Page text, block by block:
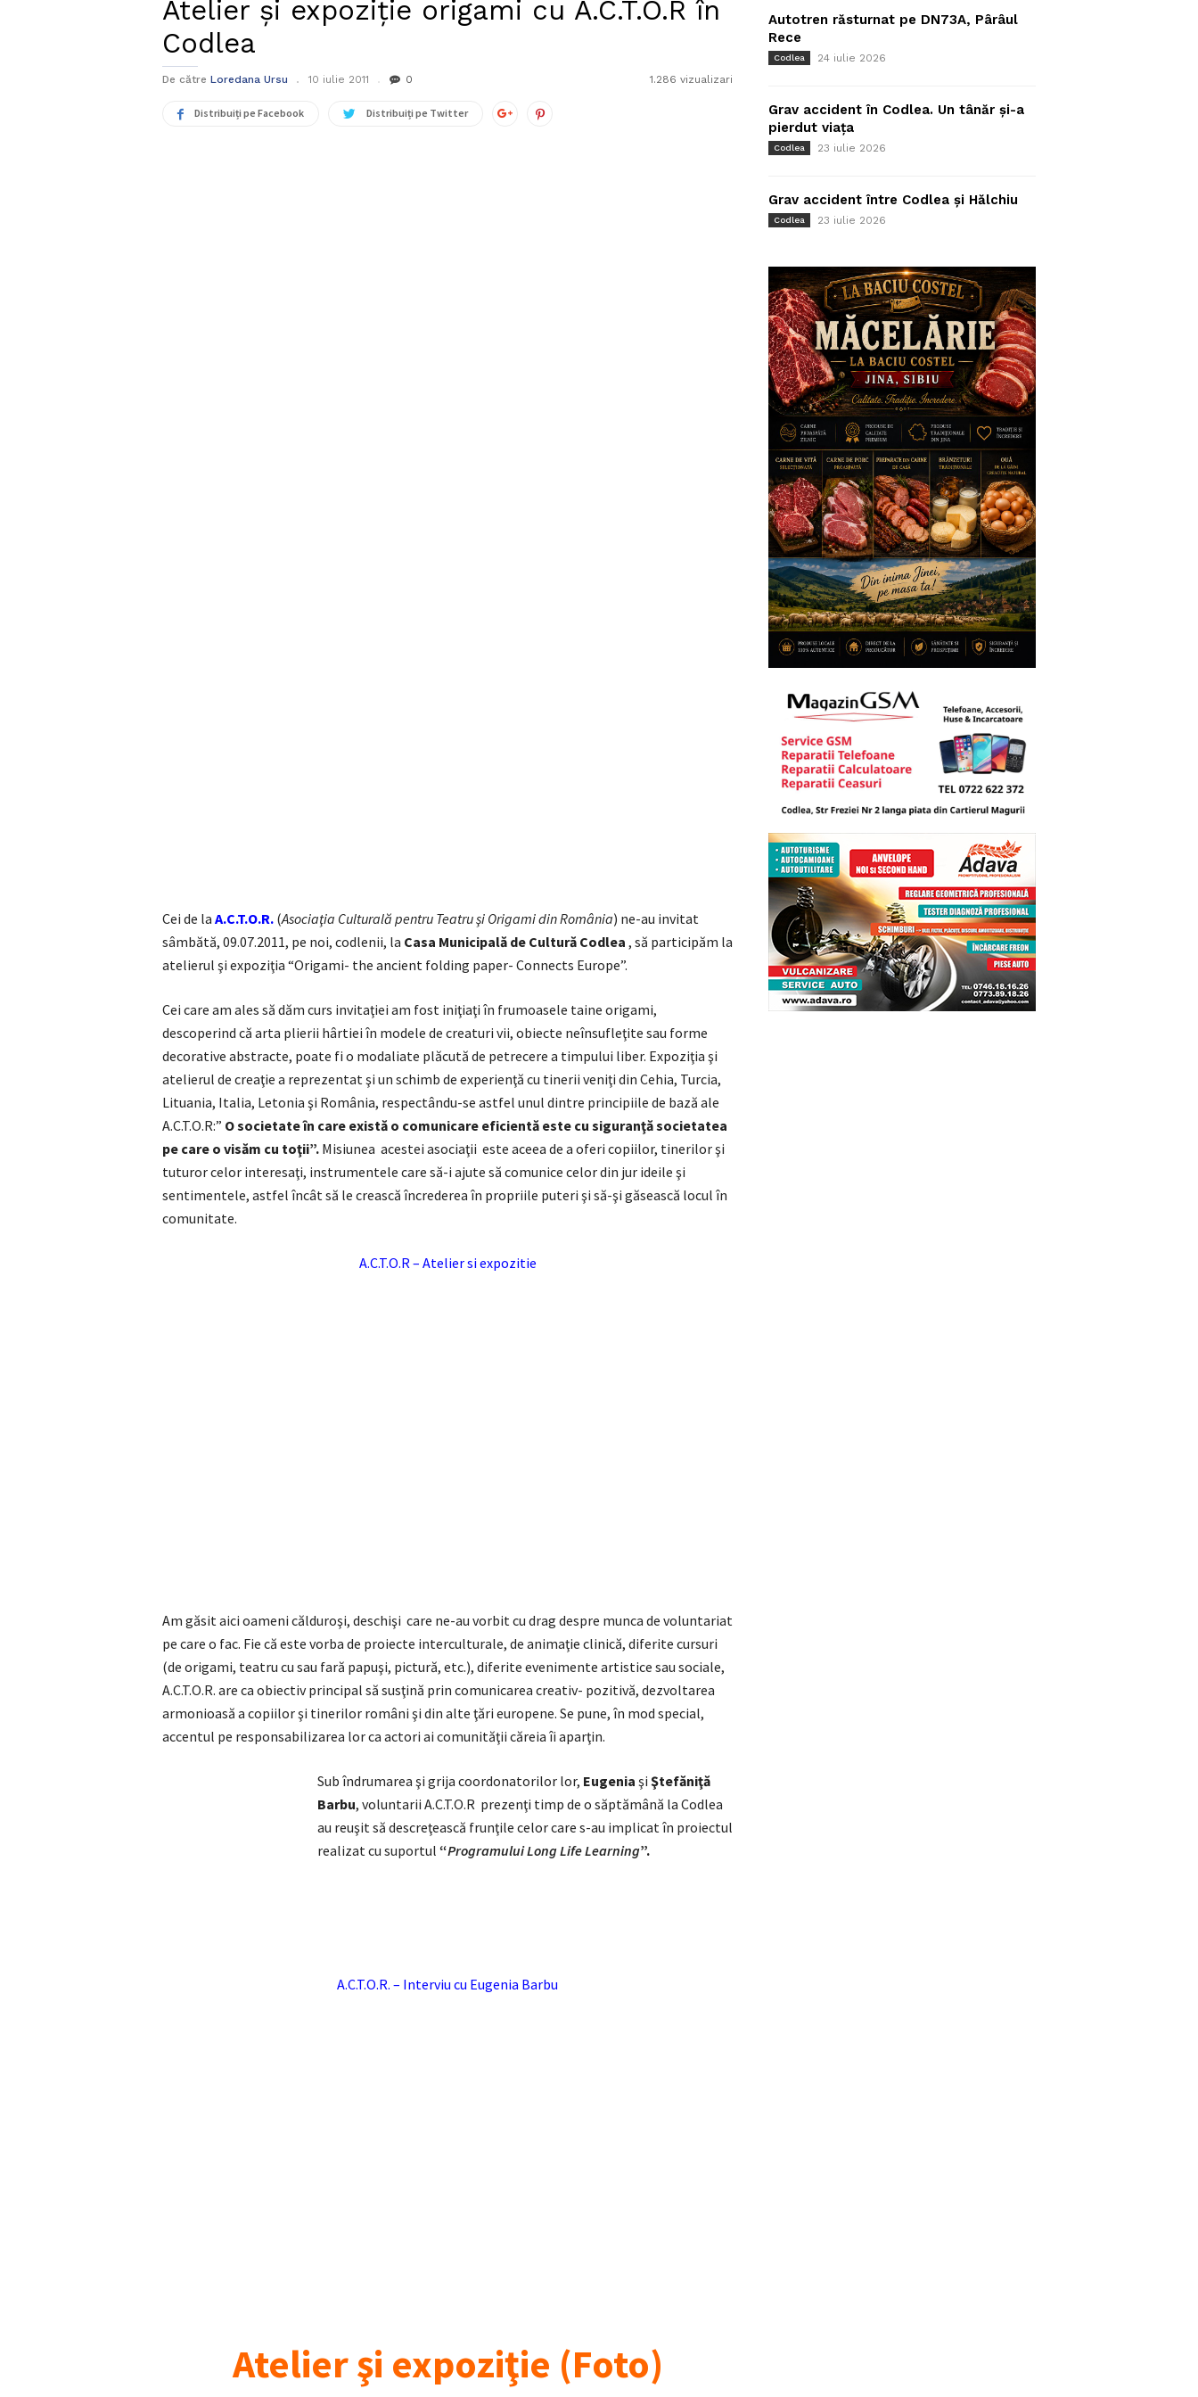
Atelier şi expoziţie origami cu A.C.T.O.R în
Codlea
De către Loredana Ursu 10 iulie 2011 0 1.286 vizualizari
Distribuiți pe Facebook Distribuiți pe Twitter
Cei de la A.C.T.O.R. (Asociaţia Culturală pentru Teatru şi Origami din România) ne-au invitat
sâmbătă, 09.07.2011, pe noi, codlenii, la Casa Municipală de Cultură Codlea , să participăm la
atelierul şi expoziţia “Origami- the ancient folding paper- Connects Europe”.
Cei care am ales să dăm curs invitaţiei am fost iniţiaţi în frumoasele taine origami,
descoperind că arta plierii hârtiei în modele de creaturi vii, obiecte neînsufleţite sau forme
decorative abstracte, poate fi o modaliate plăcută de petrecere a timpului liber. Expoziţia şi
atelierul de creaţie a reprezentat şi un schimb de experienţă cu tinerii veniţi din Cehia, Turcia,
Lituania, Italia, Letonia şi România, respectându-se astfel unul dintre principiile de bază ale
A.C.T.O.R:” O societate în care există o comunicare eficientă este cu siguranţă societatea
pe care o visăm cu toţii”. Misiunea acestei asociaţii este aceea de a oferi copiilor, tinerilor şi
tuturor celor interesaţi, instrumentele care să-i ajute să comunice celor din jur ideile şi
sentimentele, astfel încât să le crească încrederea în propriile puteri şi să-şi găsească locul în
comunitate.
A.C.T.O.R – Atelier si expozitie
Am găsit aici oameni călduroşi, deschişi care ne-au vorbit cu drag despre munca de voluntariat
pe care o fac. Fie că este vorba de proiecte interculturale, de animaţie clinică, diferite cursuri
(de origami, teatru cu sau fară papuşi, pictură, etc.), diferite evenimente artistice sau sociale,
A.C.T.O.R. are ca obiectiv principal să susţină prin comunicarea creativ- pozitivă, dezvoltarea
armonioasă a copiilor şi tinerilor români şi din alte ţări europene. Se pune, în mod special,
accentul pe responsabilizarea lor ca actori ai comunităţii căreia îi aparţin.
Sub îndrumarea şi grija coordonatorilor lor, Eugenia şi Ştefăniţă
Barbu, voluntarii A.C.T.O.R prezenţi timp de o săptămână la Codlea
au reuşit să descreţească frunţile celor care s-au implicat în proiectul
realizat cu suportul “Programului Long Life Learning”.
A.C.T.O.R. – Interviu cu Eugenia Barbu
Atelier şi expoziţie (Foto)
Autotren răsturnat pe DN73A, Pârâul
Rece
Codlea 24 iulie 2026
Grav accident în Codlea. Un tânăr și-a
pierdut viața
Codlea 23 iulie 2026
Grav accident între Codlea și Hălchiu
Codlea 23 iulie 2026